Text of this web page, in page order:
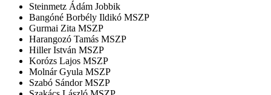
Steinmetz Ádám Jobbik
Bangóné Borbély Ildikó MSZP
Gurmai Zita MSZP
Harangozó Tamás MSZP
Hiller István MSZP
Korózs Lajos MSZP
Molnár Gyula MSZP
Szabó Sándor MSZP